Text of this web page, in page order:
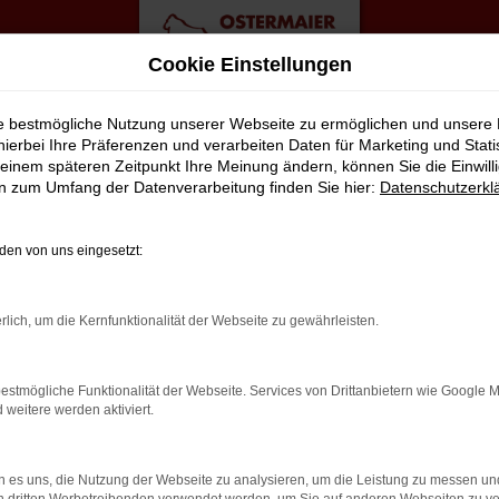
Top
– PERFEKT FÜR BREMEN
perfekt zusammen. Dies ließe sich natürlich auch für andere
mit Seat und sind von der Qualität der Fahrzeuge begeistert.
bedeutet dies, dass jedes Auto in unserer
auf die Straßen von Bremen lassen. Ohne „Wenn und
NETWORK ERROR
Cookie Einstellungen
bestmögliche Nutzung unserer Webseite zu ermöglichen und unsere
Ihre Präferenzen und verarbeiten Daten für Marketing und
späteren Zeitpunkt Ihre Meinung ändern, können Sie die
zum Umfang der Datenverarbeitung finden Sie hier:
von uns eingesetzt:
um die Kernfunktionalität der Webseite zu gewährleisten.
Funktionalität der Webseite. Services von Drittanbietern wie Google
weitere werden aktiviert.
es uns, die Nutzung der Webseite zu analysieren, um die Leistung zu messen